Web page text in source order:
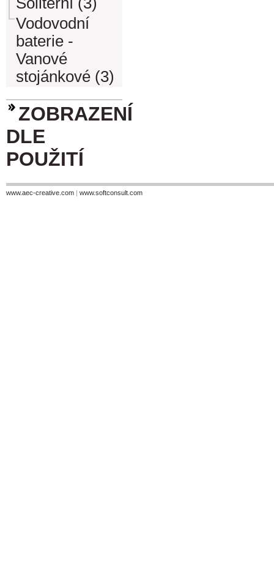
Vodovodní
baterie -
Vanové
stojánkové (3)
ZOBRAZENÍ
DLE
POUŽITÍ
www.aec-creative.com | www.softconsult.com